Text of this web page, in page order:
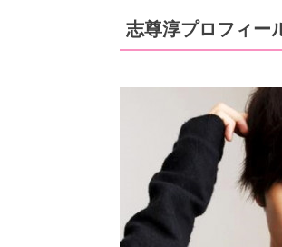
志尊淳プロフィー